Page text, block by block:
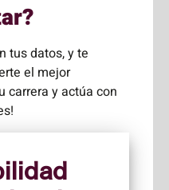
tus datos, y te
el mejor
carrera y actúa con